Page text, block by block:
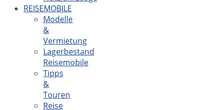
REISEMOBILE
Modelle
&
Vermietung
Lagerbestand
Reisemobile
Tipps
&
Touren
Reise